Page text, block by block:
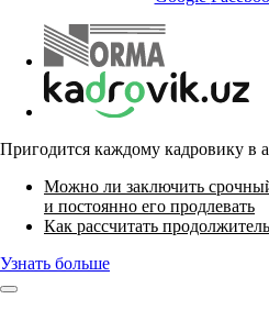
Пригодится каждому кадровику в
Можно ли заключить
и постоянно его продлевать
Как рассчитать
Узнать больше